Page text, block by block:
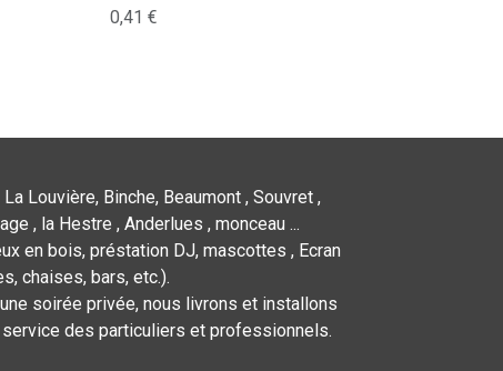
0,41 €
Louvière, Binche, Beaumont , Souvret ,
, la Hestre , Anderlues , monceau ...
en bois, préstation DJ, mascottes , Ecran
chaises, bars, etc.).
soirée privée, nous livrons et installons
service des particuliers et professionnels.